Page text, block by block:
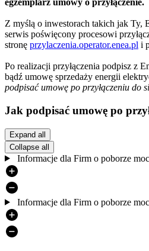
egzemplarz umowy o przyłączenie.
Z myślą o inwestorach takich jak Ty,
serwis poświęcony procesowi
stronę przylaczenia.operator.enea.pl i
Po realizacji przyłączenia podpisz z
bądź umowę sprzedaży energii
podpisać umowę po przyłączeniu do
Jak podpisać umowę po
Expand all
Collapse all
Informacje dla Firm o poborze
Informacje dla Firm o poborze